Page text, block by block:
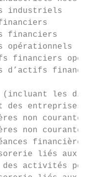
industriels
financiers
opérationnels
financiers
d’actifs
les
des entreprises
non courantes
non courantes
financières
liés aux
activités